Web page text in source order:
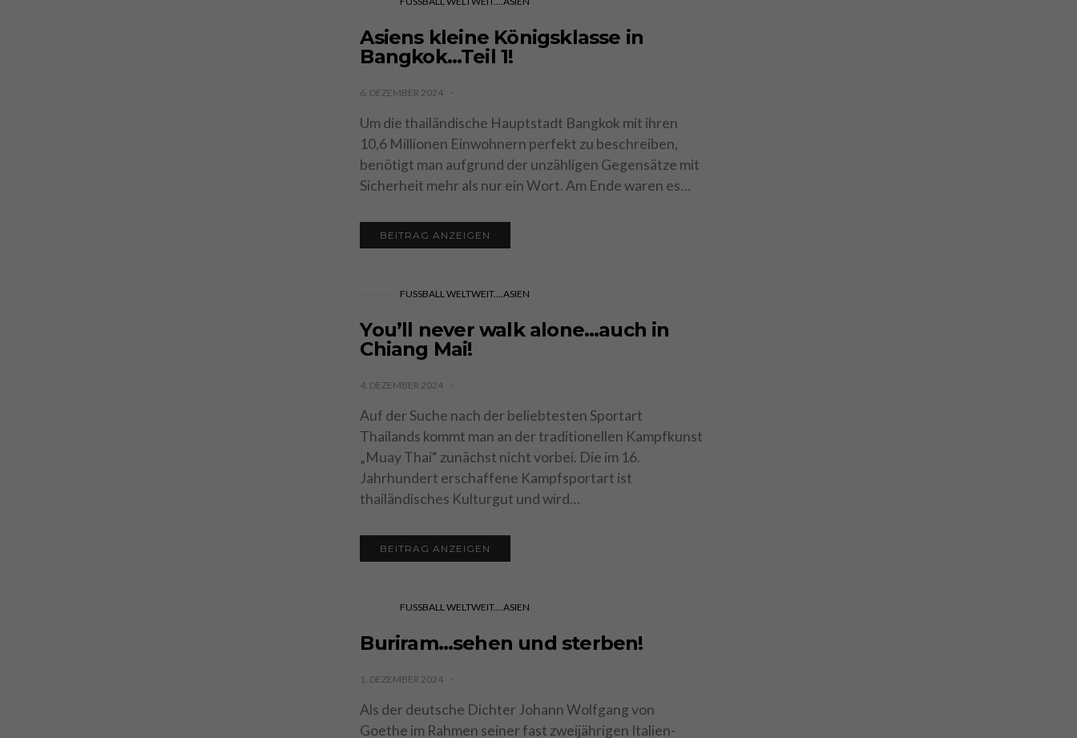
Asiens kleine Königsklasse in
Bangkok…Teil 1!
6. DEZEMBER 2024
Um die thailändische Hauptstadt Bangkok mit ihren
10,6 Millionen Einwohnern perfekt zu beschreiben,
benötigt man aufgrund der unzähligen Gegensätze mit
Sicherheit mehr als nur ein Wort. Am Ende waren es…
BEITRAG ANZEIGEN
FUSSBALL WELTWEIT....ASIEN
You’ll never walk alone…auch in
Chiang Mai!
4. DEZEMBER 2024
Auf der Suche nach der beliebtesten Sportart
Thailands kommt man an der traditionellen Kampfkunst
„Muay Thai“ zunächst nicht vorbei. Die im 16.
Jahrhundert erschaffene Kampfsportart ist
thailändisches Kulturgut und wird…
BEITRAG ANZEIGEN
FUSSBALL WELTWEIT....ASIEN
Buriram…sehen und sterben!
1. DEZEMBER 2024
Als der deutsche Dichter Johann Wolfgang von
Goethe im Rahmen seiner fast zweijährigen Italien-